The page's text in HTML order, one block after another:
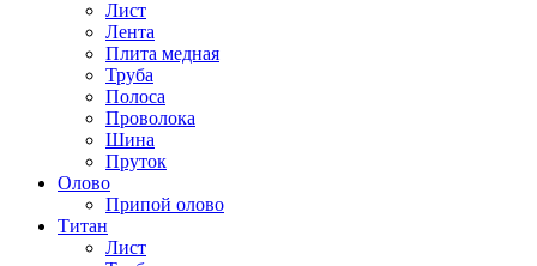
Лист
Лента
Плита медная
Труба
Полоса
Проволока
Шина
Пруток
Олово
Припой олово
Титан
Лист